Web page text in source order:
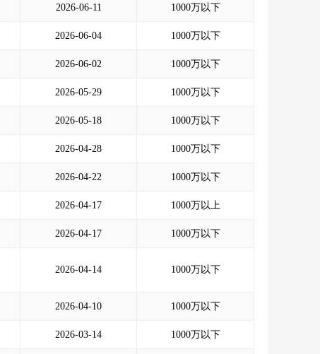
2026-06-11 1000万以下
2026-06-04 1000万以下
2026-06-02 1000万以下
2026-05-29 1000万以下
2026-05-18 1000万以下
2026-04-28 1000万以下
2026-04-22 1000万以下
2026-04-17 1000万以上
2026-04-17 1000万以下
2026-04-14 1000万以下
2026-04-10 1000万以下
2026-03-14 1000万以下